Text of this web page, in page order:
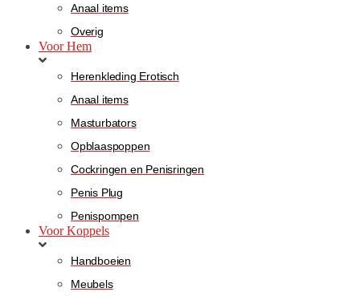
Anaal items
Overig
Voor Hem
Herenkleding Erotisch
Anaal items
Masturbators
Opblaaspoppen
Cockringen en Penisringen
Penis Plug
Penispompen
Voor Koppels
Handboeien
Meubels